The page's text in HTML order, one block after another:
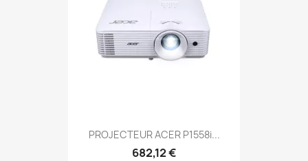
PROJECTEUR ACER P1558i...
682,12 €